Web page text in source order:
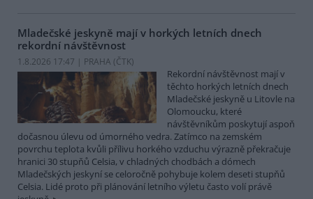
Mladečské jeskyně mají v horkých letních dnech
rekordní návštěvnost
1.8.2026 17:47 | PRAHA (ČTK)
Rekordní návštěvnost mají v
těchto horkých letních dnech
Mladečské jeskyně u Litovle na
Olomoucku, které
návštěvníkům poskytují aspoň
dočasnou úlevu od úmorného vedra. Zatímco na zemském
povrchu teplota kvůli přílivu horkého vzduchu výrazně překračuje
hranici 30 stupňů Celsia, v chladných chodbách a dómech
Mladečských jeskyní se celoročně pohybuje kolem deseti stupňů
Celsia. Lidé proto při plánování letního výletu často volí právě